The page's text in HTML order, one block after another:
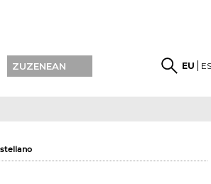
ZUZENEAN EU